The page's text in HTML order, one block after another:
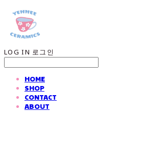
LOG IN 로그인
HOME
SHOP
CONTACT
ABOUT